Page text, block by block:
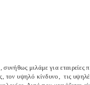
μιλάμε για εταιρείες
τον υψηλό κίνδυνο, τις